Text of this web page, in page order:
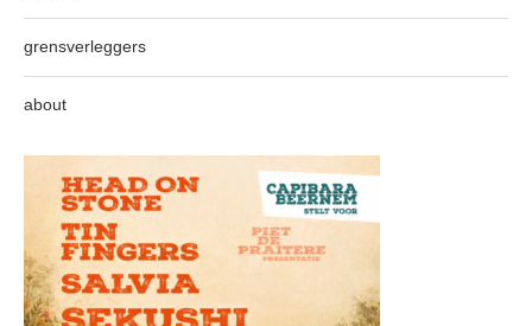
grensverleggers
about